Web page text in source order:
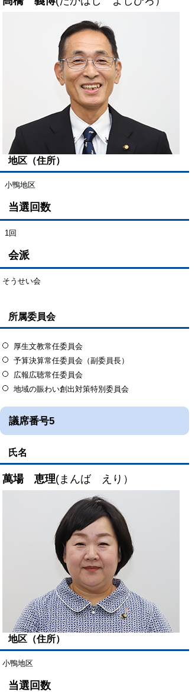
地区（住所）
小鴨地区
当選回数
1回
会派
そうせい会
所属委員会
厚生文教常任委員会
予算決算常任委員会（副委員長）
広報広聴常任委員会
地域の賑わい創出対策特別委員会
議席番号5
氏名
萬場 恵理(まんば えり）
地区（住所）
小鴨地区
当選回数